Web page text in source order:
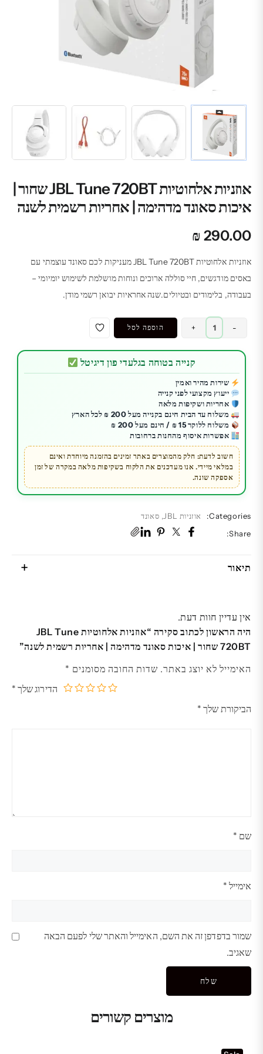
אוזניות אלחוטיות JBL Tune 720BT שחור |
איכות סאונד מדהימה | אחריות רשמית לשנה
₪ 290.00
אוזניות אלחוטיות JBL Tune 720BT מעניקות לכם סאונד עוצמתי עם
באסים מודגשים, חיי סוללה ארוכים ונוחות מושלמת לשימוש יומיומי –
בעבודה, בלימודים ובטיולים.שנה אחראיות יבואן רשמי מודן.
-
כמות
של
אוזניות
אלחוטיות
JBL
Tune
720BT
שחור
|
איכות
סאונד
מדהימה
אחריות
+ הוספה לסל
קנייה בטוחה בגלעדי פון דיגיטל
שירות מהיר ואמין
ייעוץ מקצועי לפני קנייה
אחריות ושקיפות מלאה
משלוח עד הבית חינם בקנייה מעל 200 ₪ לכל הארץ
משלוח ללוקר 15 ₪ / חינם מעל 200 ₪
אפשרות איסוף מהחנות ברחובות
חשוב לדעת: חלק מהמוצרים באתר זמינים בהזמנה מיוחדת ואינם
במלאי מיידי. אנו מעדכנים את הלקוח בשקיפות מלאה במקרה של זמן
אספקה שונה.
Categories: אוזניות JBL , סאונד
Share:
תיאור
אין עדיין חוות דעת.
היה הראשון לכתוב סקירה “אוזניות אלחוטיות JBL Tune
720BT שחור | איכות סאונד מדהימה | אחריות רשמית לשנה”
האימייל לא יוצג באתר. שדות החובה מסומנים *
הדירוג שלך *
הביקורת שלך *
שם *
אימייל *
שמור בדפדפן זה את השם, האימייל והאתר שלי לפעם הבאה
שאגיב.
מוצרים קשורים